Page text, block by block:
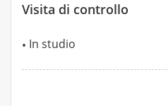
Visita di controllo
In studio